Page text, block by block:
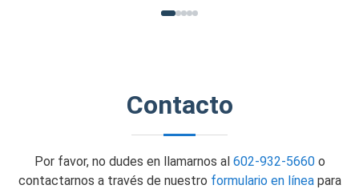
Contacto
Por favor, no dudes en llamarnos al 602-932-5660o
contactarnos a través de nuestro formulario en líneapara